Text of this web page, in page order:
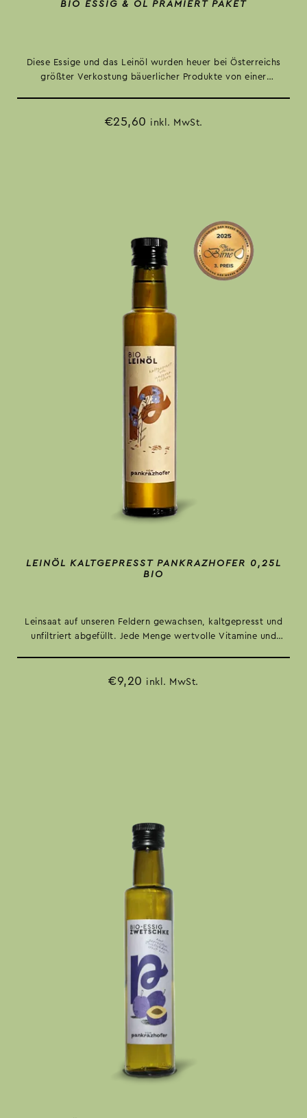
BIO ESSIG & ÖL PRÄMIERT PAKET
Diese Essige und das Leinöl wurden heuer bei Österreichs
größter Verkostung bäuerlicher Produkte von einer
€25,60 inkl. MwSt.
LEINÖL KALTGEPRESST PANKRAZHOFER 0,25L
BIO
Leinsaat auf unseren Feldern gewachsen, kaltgepresst und
unfiltriert abgefüllt. Jede Menge wertvolle Vitamine und
Wohlbefinden.
€9,20 inkl. MwSt.